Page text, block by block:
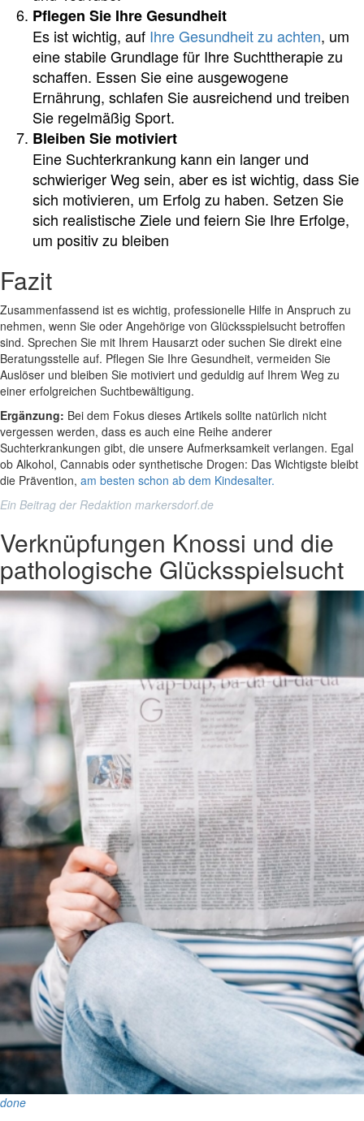
Pflegen Sie Ihre Gesundheit
Es ist wichtig, auf Ihre Gesundheit zu achten, um
eine stabile Grundlage für Ihre Suchttherapie zu
schaffen. Essen Sie eine ausgewogene
Ernährung, schlafen Sie ausreichend und treiben
Sie regelmäßig Sport.
Bleiben Sie motiviert
Eine Suchterkrankung kann ein langer und
schwieriger Weg sein, aber es ist wichtig, dass Sie
sich motivieren, um Erfolg zu haben. Setzen Sie
sich realistische Ziele und feiern Sie Ihre Erfolge,
um positiv zu bleiben
Fazit
Zusammenfassend ist es wichtig, professionelle Hilfe in Anspruch zu
nehmen, wenn Sie oder Angehörige von Glücksspielsucht betroffen
sind. Sprechen Sie mit Ihrem Hausarzt oder suchen Sie direkt eine
Beratungsstelle auf. Pflegen Sie Ihre Gesundheit, vermeiden Sie
Auslöser und bleiben Sie motiviert und geduldig auf Ihrem Weg zu
einer erfolgreichen Suchtbewältigung.
Ergänzung: Bei dem Fokus dieses Artikels sollte natürlich nicht
vergessen werden, dass es auch eine Reihe anderer
Suchterkrankungen gibt, die unsere Aufmerksamkeit verlangen. Egal
ob Alkohol, Cannabis oder synthetische Drogen: Das Wichtigste bleibt
die Prävention, am besten schon ab dem Kindesalter.
Ein Beitrag der Redaktion markersdorf.de
Verknüpfungen Knossi und die
pathologische Glücksspielsucht
done